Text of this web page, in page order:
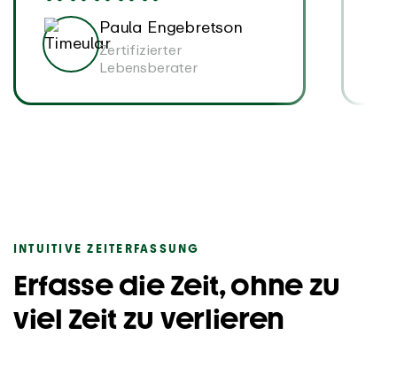
Paula Engebretson
Zertifizierter
Lebensberater
INTUITIVE ZEITERFASSUNG
Erfasse die Zeit, ohne zu
viel Zeit zu verlieren